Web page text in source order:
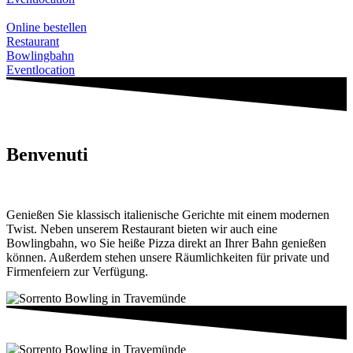
Online bestellen
Restaurant
Bowlingbahn
Eventlocation
Benvenuti
Genießen Sie klassisch italienische Gerichte mit einem modernen
Twist. Neben unserem Restaurant bieten wir auch eine
Bowlingbahn, wo Sie heiße Pizza direkt an Ihrer Bahn genießen
können. Außerdem stehen unsere Räumlichkeiten für private und
Firmenfeiern zur Verfügung.